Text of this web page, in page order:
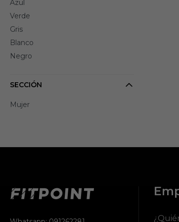
Azul
Verde
Gris
Blanco
Negro
SECCIÓN
Mujer